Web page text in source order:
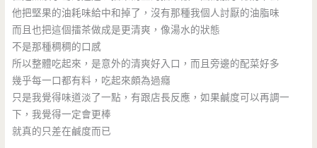
他把堅果的油耗味給中和掉了，沒有那種我個人討厭的油脂味
而且也把這個擂茶做成是更清爽，像湯水的狀態
不是那種稠稠的口感
所以整體吃起來，是意外的清爽好入口，而且旁邊的配菜好多
幾乎每一口都有料，吃起來頗為過癮
只是我覺得味道淡了一點，有跟店長反應，如果鹹度可以再調一
下，我覺得一定會更棒
就真的只差在鹹度而已